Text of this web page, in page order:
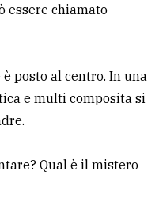
essere chiamato
posto al centro. In una
e multi composita si
Qual è il mistero